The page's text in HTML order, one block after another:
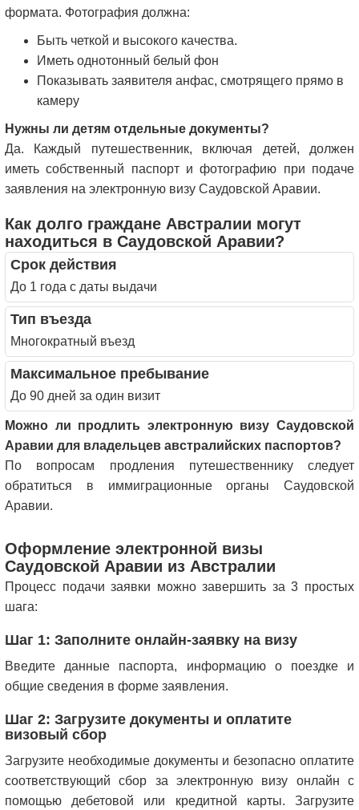
формата. Фотография должна:
Быть четкой и высокого качества.
Иметь однотонный белый фон
Показывать заявителя анфас, смотрящего прямо в
камеру
Нужны ли детям отдельные документы?
Да. Каждый путешественник, включая детей, должен
иметь собственный паспорт и фотографию при подаче
заявления на электронную визу Саудовской Аравии.
Как долго граждане Австралии могут
находиться в Саудовской Аравии?
Срок действия
До 1 года с даты выдачи
Тип въезда
Многократный въезд
Максимальное пребывание
До 90 дней за один визит
Можно ли продлить электронную визу Саудовской
Аравии для владельцев австралийских паспортов?
По вопросам продления путешественнику следует
обратиться в иммиграционные органы Саудовской
Аравии.
Оформление электронной визы
Саудовской Аравии из Австралии
Процесс подачи заявки можно завершить за 3 простых
шага:
Шаг 1: Заполните онлайн-заявку на визу
Введите данные паспорта, информацию о поездке и
общие сведения в форме заявления.
Шаг 2: Загрузите документы и оплатите
визовый сбор
Загрузите необходимые документы и безопасно оплатите
соответствующий сбор за электронную визу онлайн с
помощью дебетовой или кредитной карты. Загрузите